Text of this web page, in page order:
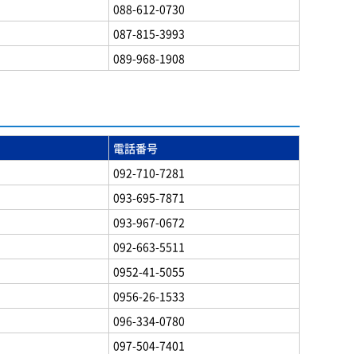
088-612-0730
087-815-3993
089-968-1908
電話番号
092-710-7281
093-695-7871
093-967-0672
092-663-5511
0952-41-5055
0956-26-1533
096-334-0780
097-504-7401